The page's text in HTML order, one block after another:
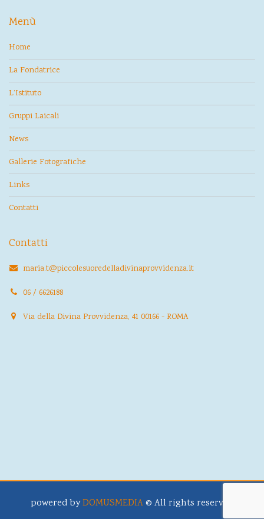
Menù
Home
La Fondatrice
L’Istituto
Gruppi Laicali
News
Gallerie Fotografiche
Links
Contatti
Contatti
maria.t@piccolesuoredelladivinaprovvidenza.it
06 / 6626188
Via della Divina Provvidenza, 41 00166 - ROMA
powered byDOMUSMEDIA© All rights reserved